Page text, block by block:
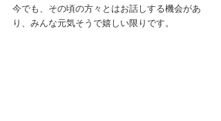
今でも、その頃の方々とはお話しする機会があ
り、みんな元気そうで嬉しい限りです。